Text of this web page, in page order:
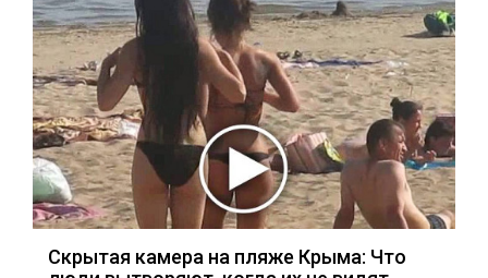
Скрытая камера на пляже Крыма: Что